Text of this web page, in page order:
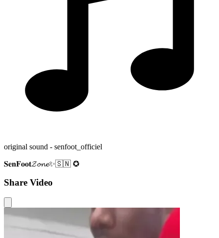
original sound - senfoot_officiel
𝐒𝐞𝐧𝐅𝐨𝐨𝐭𝓩𝓸𝓷𝓮✨🇸🇳 ✪
Share Video